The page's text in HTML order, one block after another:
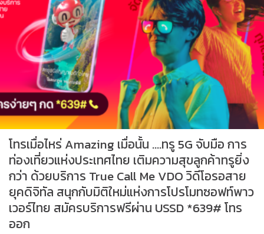
โทรเมื่อไหร่ Amazing เมื่อนั้น ….ทรู 5G จับมือ การ
ท่องเที่ยวแห่งประเทศไทย เติมความสุขลูกค้าทรูยิ่ง
กว่า ด้วยบริการ True Call Me VDO วิดีโอรอสาย
ยุคดิจิทัล สนุกกับมิติใหม่แห่งการโปรโมทซอฟท์พาว
เวอร์ไทย สมัครบริการฟรีผ่าน USSD *639# โทร
ออก